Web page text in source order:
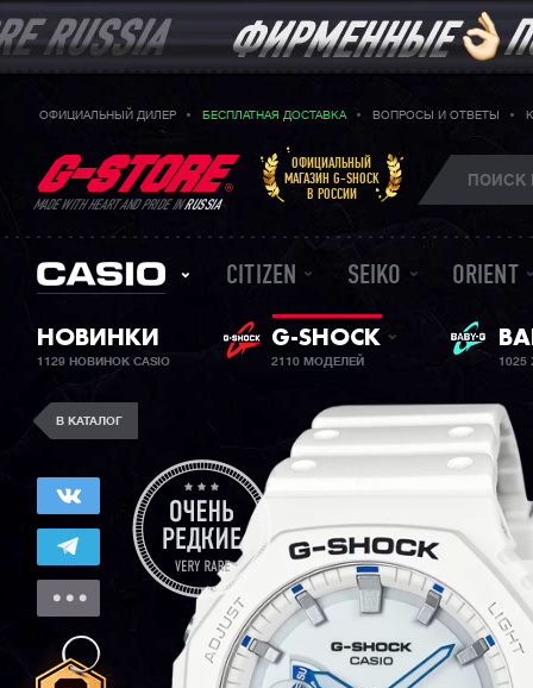
ОФИЦИАЛЬНЫЙ ДИЛЕР БЕСПЛАТНАЯ ДОСТАВКА ВОПРОСЫ И ОТВЕТЫ
MADE WITH HEART AND PRIDE INRUSSIA
ОФИЦИАЛЬНЫЙ
МАГАЗИН G-SHOCK
В РОССИИ
CITIZEN SEIKO ORIENT
НОВИНКИ
1129 НОВИНОК CASIO
G-SHOCK
2110 МОДЕЛЕЙ
В КАТАЛОГ